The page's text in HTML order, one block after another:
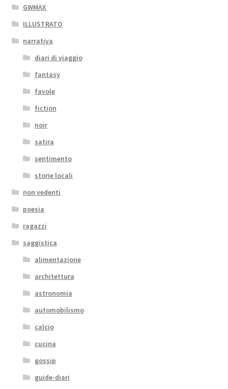
GWMAX
ILLUSTRATO
narrativa
diari di viaggio
fantasy
favole
fiction
noir
satira
sentimento
storie locali
non vedenti
poesia
ragazzi
saggistica
alimentazione
architettura
astronomia
automobilismo
calcio
cucina
gossip
guide-diari